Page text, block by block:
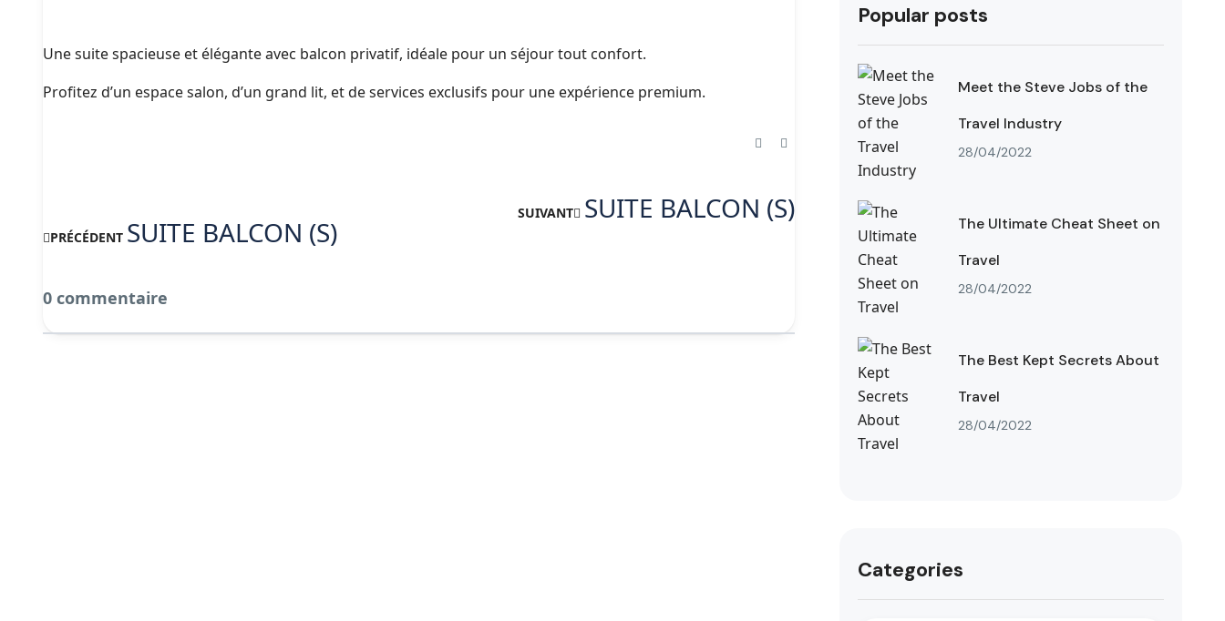
Une suite spacieuse et élégante avec balcon privatif, idéale pour un séjour tout confort.
Profitez d’un espace salon, d’un grand lit, et de services exclusifs pour une expérience premium.
PRÉCÉDENT SUITE BALCON (S)
SUIVANT SUITE BALCON (S)
0 commentaire
Popular posts
Meet the Steve Jobs of the
Travel Industry
28/04/2022
The Ultimate Cheat Sheet on
Travel
28/04/2022
The Best Kept Secrets About
Travel
28/04/2022
Categories